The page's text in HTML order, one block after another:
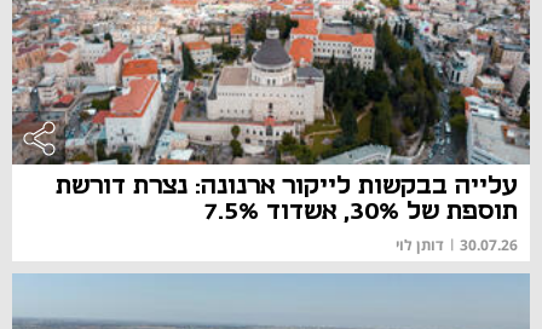
עלייה בבקשות לייקור ארנונה: נצרת דורשת
תוספת של 30%, אשדוד 7.5%
30.07.26
| דותן לוי